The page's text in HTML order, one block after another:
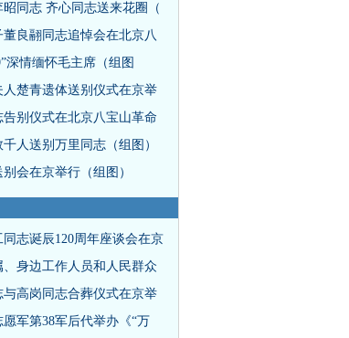
同志 齐心同志送来花圈（
良翮同志追悼会在北京八
深情缅怀毛主席（组图
楚青遗体送别仪式在京举
别仪式在北京八宝山革命
人送别万里同志（组图）
会在京举行（组图）
志诞辰120周年座谈会在京
身边工作人员和人民群众
高岗同志合葬仪式在京举
军第38军后代举办《“万